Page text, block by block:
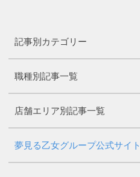
記事別カテゴリー
職種別記事一覧
店舗エリア別記事一覧
夢見る乙女グループ公式サイト